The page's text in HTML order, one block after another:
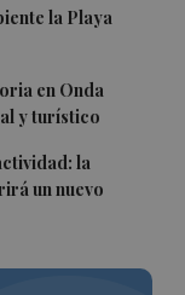
la Playa
en Onda
y turístico
la
un nuevo